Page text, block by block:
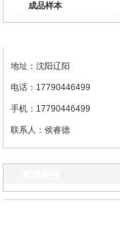
成品样本
地址：沈阳辽阳
电话：17790446499
手机：17790446499
联系人：侯睿德